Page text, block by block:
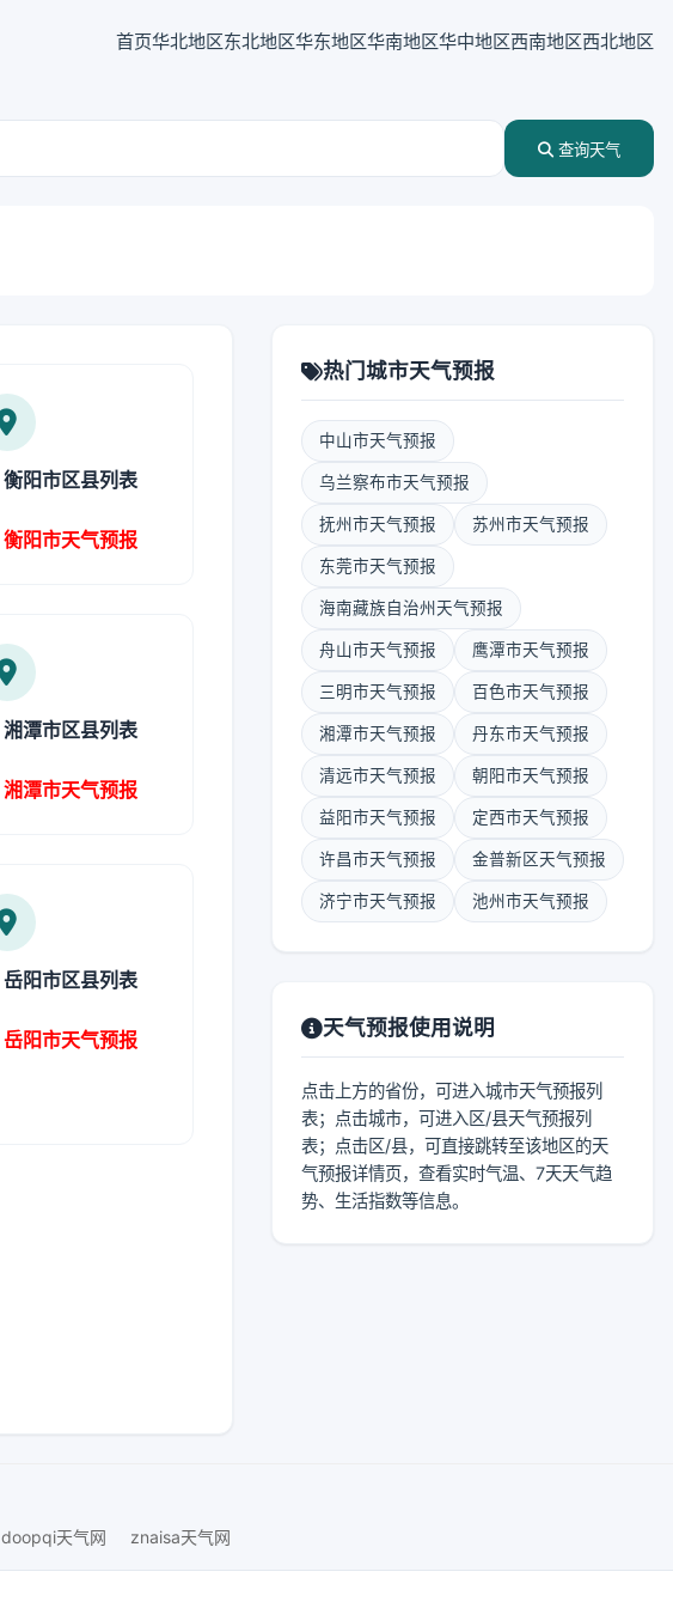
首页华北地区东北地区华东地区华南地区华中地区西南地区西北地区
查询天气
衡阳市区县列表
衡阳市天气预报
湘潭市区县列表
湘潭市天气预报
岳阳市区县列表
岳阳市天气预报
热门城市天气预报
中山市天气预报
乌兰察布市天气预报
抚州市天气预报 苏州市天气预报
东莞市天气预报
海南藏族自治州天气预报
舟山市天气预报 鹰潭市天气预报
三明市天气预报 百色市天气预报
湘潭市天气预报 丹东市天气预报
清远市天气预报 朝阳市天气预报
益阳市天气预报 定西市天气预报
许昌市天气预报 金普新区天气预报
济宁市天气预报 池州市天气预报
天气预报使用说明
点击上方的省份，可进入城市天气预报列
表；点击城市，可进入区/县天气预报列
表；点击区/县，可直接跳转至该地区的天
气预报详情页，查看实时气温、7天天气趋
势、生活指数等信息。
doopqi天气网 znaisa天气网